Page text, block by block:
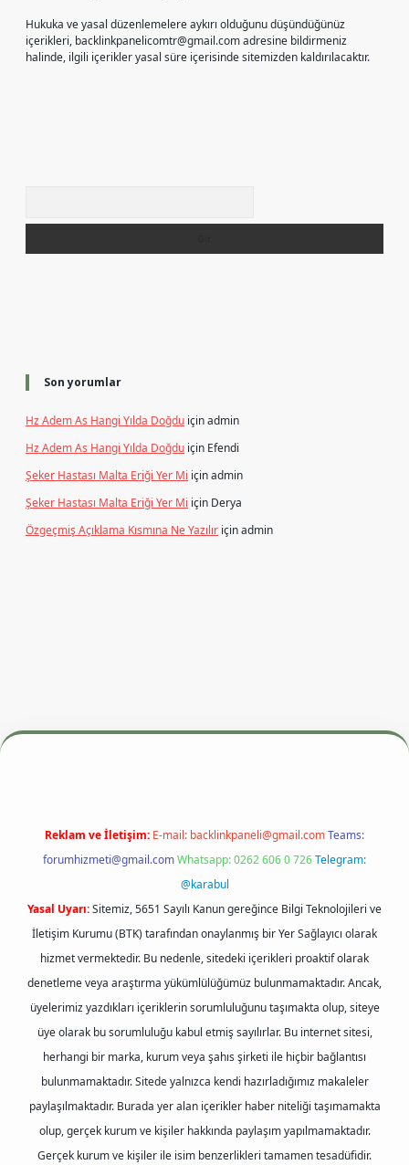
Hukuka ve yasal düzenlemelere aykırı olduğunu düşündüğünüz
içerikleri, backlinkpanelicomtr@gmail.comadresine bildirmeniz
halinde, ilgili içerikler yasal süre içerisinde sitemizden kaldırılacaktır.
Son yorumlar
Hz Adem As Hangi Yılda Doğdu içinadmin
Hz Adem As Hangi Yılda Doğdu için Efendi
Şeker Hastası Malta Eriği Yer Mi içinadmin
Şeker Hastası Malta Eriği Yer Mi için Derya
Özgeçmiş Açıklama Kısmına Ne Yazılır içinadmin
betexper.xyzm elexbet
Reklam ve İletişim: E-mail: backlinkpaneli@gmail.comTeams:
forumhizmeti@gmail.comWhatsapp: 0262 606 0 726Telegram:
@karabul
Yasal Uyarı:Sitemiz, 5651 Sayılı Kanun gereğince Bilgi Teknolojileri ve
İletişim Kurumu (BTK) tarafından onaylanmış bir Yer Sağlayıcı olarak
hizmet vermektedir. Bu nedenle, sitedeki içerikleri proaktif olarak
denetleme veya araştırma yükümlülüğümüz bulunmamaktadır. Ancak,
üyelerimiz yazdıkları içeriklerin sorumluluğunu taşımakta olup, siteye
üye olarak bu sorumluluğu kabul etmiş sayılırlar. Bu internet sitesi,
herhangi bir marka, kurum veya şahıs şirketi ile hiçbir bağlantısı
bulunmamaktadır. Sitede yalnızca kendi hazırladığımız makaleler
paylaşılmaktadır. Burada yer alan içerikler haber niteliği taşımamakta
olup, gerçek kurum ve kişiler hakkında paylaşım yapılmamaktadır.
Gerçek kurum ve kişiler ile isim benzerlikleri tamamen tesadüfidir.